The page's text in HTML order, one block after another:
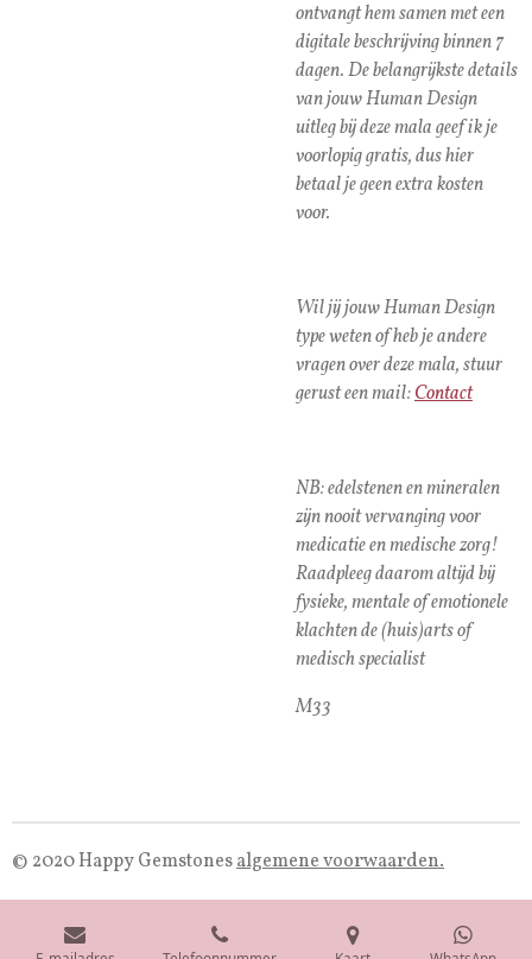
ontvangt hem samen met een
digitale beschrijving binnen 7
dagen. De belangrijkste details
van jouw Human Design
uitleg bij deze mala geef ik je
voorlopig gratis, dus hier
betaal je geen extra kosten
voor.
Wil jij jouw Human Design
type weten of heb je andere
vragen over deze mala, stuur
gerust een mail:Contact
NB: edelstenen en mineralen
zijn nooit vervanging voor
medicatie en medische zorg!
Raadpleeg daarom altijd bij
fysieke, mentale of emotionele
klachten de (huis)arts of
medisch specialist
M33
© 2020 Happy Gemstonesalgemene voorwaarden.